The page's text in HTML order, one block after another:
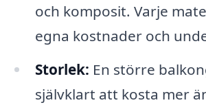
och komposit. Varje
egna kostnader och
Storlek: En större
självklart att kosta mer